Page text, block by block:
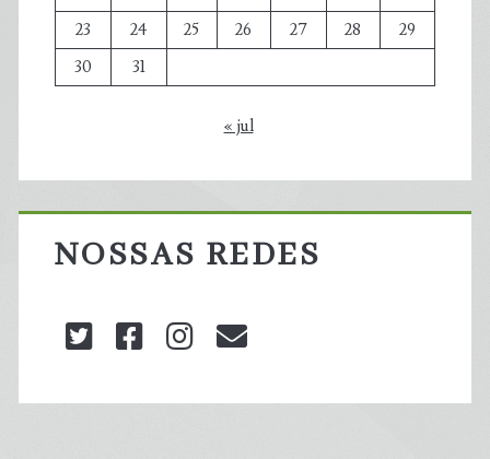
23
24 25 26 27 28
29
30
31
« jul
NOSSAS REDES
twitterfacebookinstagram